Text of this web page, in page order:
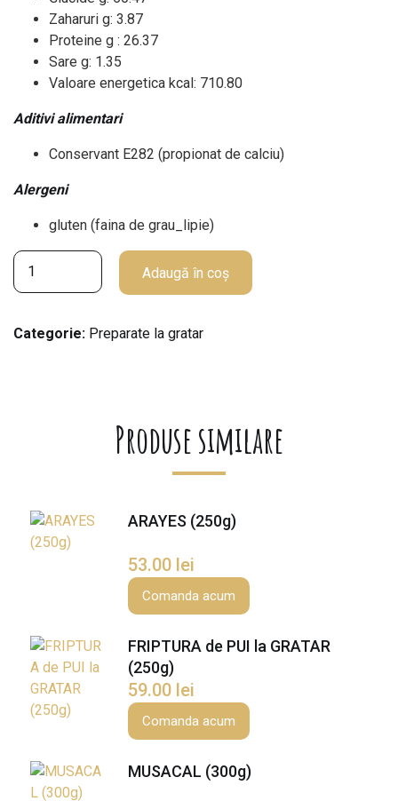
Zaharuri g: 3.87
Proteine g : 26.37
Sare g: 1.35
Valoare energetica kcal: 710.80
Aditivi alimentari
Conservant E282 (propionat de calciu)
Alergeni
gluten (faina de grau_lipie)
C
a
t
Adaugă în coș
Categorie: Preparate la gratar
Produse similare
ARAYES (250g)
53.00 lei
Comanda acum
FRIPTURA de PUI la GRATAR
(250g)
59.00 lei
Comanda acum
MUSACAL (300g)